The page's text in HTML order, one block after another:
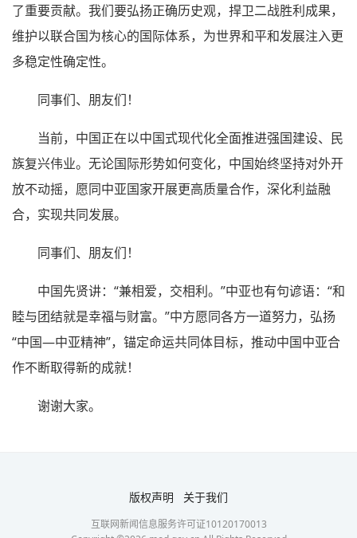
了重要贡献。我们要弘扬正确历史观，捍卫二战胜利成果，
维护以联合国为核心的国际体系，为世界和平和发展注入更
多稳定性确定性。
同事们、朋友们！
当前，中国正在以中国式现代化全面推进强国建设、民
族复兴伟业。无论国际形势如何变化，中国始终坚持对外开
放不动摇，愿同中亚国家开展更高质量合作，深化利益融
合，实现共同发展。
同事们、朋友们！
中国先贤讲：“兼相爱，交相利。”中亚也有句谚语：“和
睦与团结就是幸福与财富。”中方愿同各方一道努力，弘扬
“中国—中亚精神”，锚定命运共同体目标，推动中国中亚合
作不断取得新的成就！
谢谢大家。
版权声明 关于我们
互联网新闻信息服务许可证10120170013